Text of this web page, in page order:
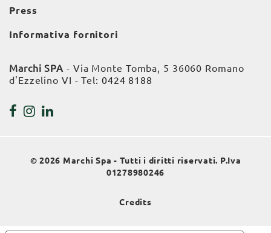
Press
Informativa fornitori
Marchi SPA - Via Monte Tomba, 5 36060 Romano
d'Ezzelino VI - Tel: 0424 8188
© 2026 Marchi Spa - Tutti i diritti riservati. P.Iva
01278980246
Credits